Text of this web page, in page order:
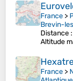
France >
Brevin-
Distance
Altitude
France >